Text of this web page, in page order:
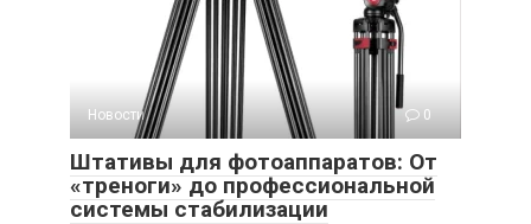
Новости 0
Штативы для фотоаппаратов: От
«треноги» до профессиональной
системы стабилизации